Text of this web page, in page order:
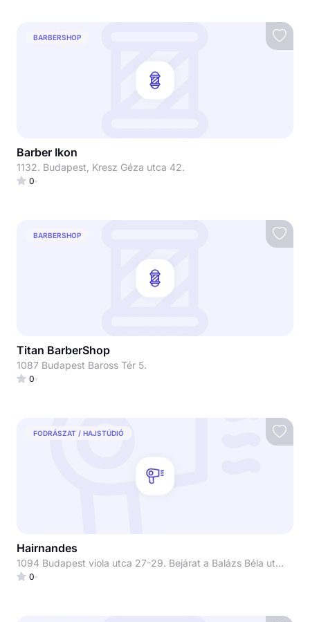
BARBERSHOP
Barber Ikon
1132. Budapest, Kresz Géza utca 42.
0
BARBERSHOP
Titan BarberShop
1087 Budapest Baross Tér 5.
0
FODRÁSZAT / HAJSTÚDIÓ
Hairnandes
1094 Budapest viola utca 27-29. Bejárat a Balázs Béla utcáról
0